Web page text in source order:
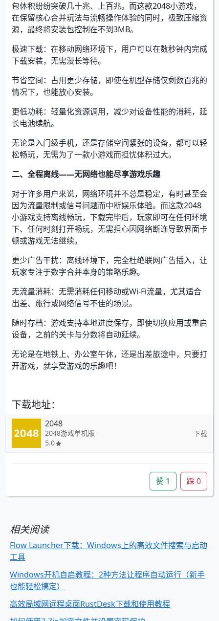
包体积纷纷突破几十兆、上百兆。而这款2048小游戏，
在保留核心合并玩法与流畅操作体验的同时，极致压缩资
源，最终将安装包控制在不到3MB。
极速下载：在移动网络环境下，用户可以在数秒钟内完成
下载安装，无需漫长等待。
节省空间：占用更少存储，即使在机型存储仅剩数百兆的
情况下，也能放心安装。
更低功耗：轻量化资源调用，减少对设备性能的消耗，延
长电池续航。
无论是入门级手机，还是存储空间紧张的设备，都可以轻
松畅玩，无需为了一款小游戏而担忧体积过大。
二、全程离线——无网络也能尽享游戏乐趣
对于许多用户来说，网络环境并不总是稳定，有时甚至会
因为流量限制或信号问题而中断娱乐体验。而这款2048
小游戏支持离线畅玩，下载完毕后，玩家即可在任何环境
下、任何时刻打开畅玩，无需担心因网络断连导致界面卡
顿或游戏无法继续。
更少广告干扰：离线环境下，完全杜绝联网广告插入，让
玩家专注于数字合并本身的策略乐趣。
无流量消耗：无需消耗任何移动或Wi-Fi流量，尤其适合
出差、旅行或网络信号不佳的场景。
随时存档：游戏支持本地进度保存，即使切换应用或重启
设备，之前的关卡与分数将自动延续。
无论是在地铁上、办公室午休，还是出差旅途中，只要打
开游戏，就享受游戏的乐趣吧！
下载地址：
2048
2048游戏单机版
5.0
下载
赞 1 踩0
相关阅读
Flow Launcher下载：Windows上的高效文件搜索与启动
工具
Windows开机自启教程：2种方法让程序自动运行（新手
也能轻松搞定）
高效局域网远程桌面RustDesk下载和使用教程